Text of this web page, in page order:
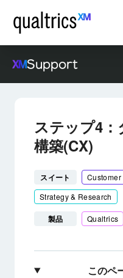
Support
ステップ4
構築(CX)
スイート
Strategy & Research
製品 Qualtrics
このペ